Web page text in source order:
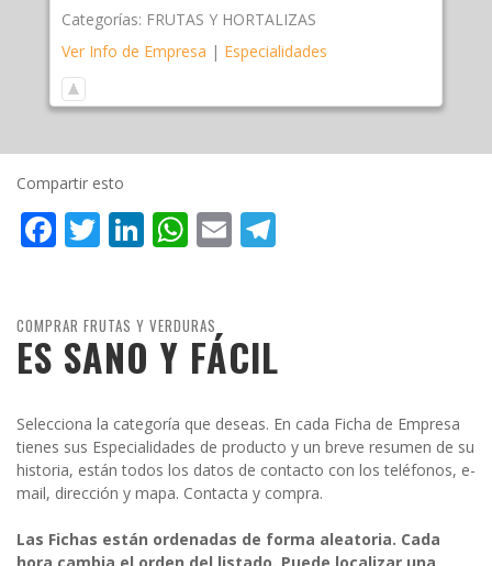
Categorías: FRUTAS Y HORTALIZAS
Ver Info de Empresa | Especialidades
Compartir esto
Facebook
Twitter
LinkedIn
WhatsApp
Email
COMPRAR FRUTAS Y VERDURAS
ES SANO Y FÁCIL
Selecciona la categoría que deseas. En cada Ficha de Empresa
tienes sus Especialidades de producto y un breve resumen de su
historia, están todos los datos de contacto con los teléfonos, e-
mail, dirección y mapa. Contacta y compra.
Las Fichas están ordenadas de forma aleatoria. Cada
hora cambia el orden del listado. Puede localizar una